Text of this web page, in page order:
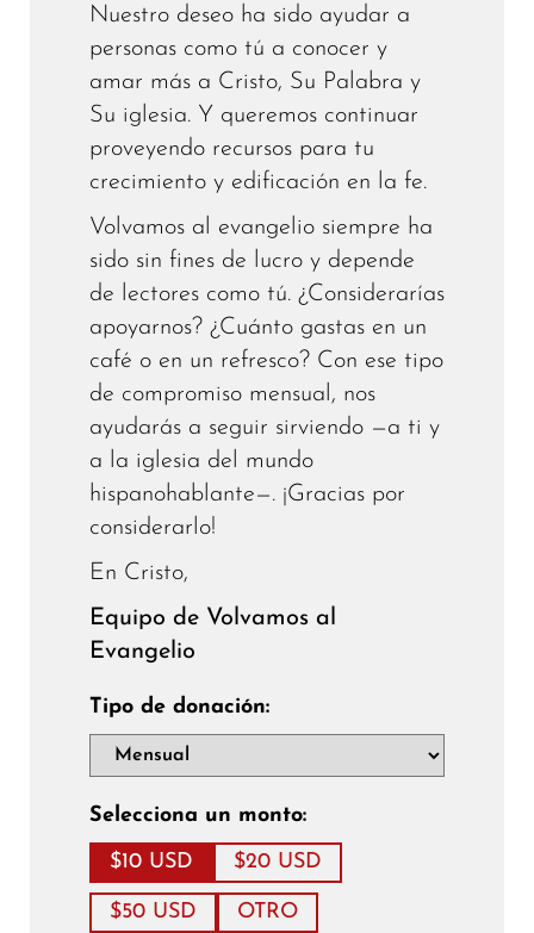
Nuestro deseo ha sido ayudar a
personas como tú a conocer y
amar más a Cristo, Su Palabra y
Su iglesia. Y queremos continuar
proveyendo recursos para tu
crecimiento y edificación en la fe.
Volvamos al evangelio siempre ha
sido sin fines de lucro y depende
de lectores como tú. ¿Considerarías
apoyarnos? ¿Cuánto gastas en un
café o en un refresco? Con ese tipo
de compromiso mensual, nos
ayudarás a seguir sirviendo —a ti y
a la iglesia del mundo
hispanohablante—. ¡Gracias por
considerarlo!
En Cristo,
Equipo de Volvamos al
Evangelio
Tipo de donación:
Selecciona un monto:
$10 USD $20 USD
$50 USD OTRO